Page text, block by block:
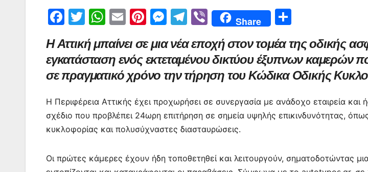
F
c
e
b
o
o
k
T
itt
er
W
at
s
A
p
p
E
ai
l
Pi
er
e
st
M
s
s
e
n
g
er
T
e
gr
a
m
Vi
b
er
Share
ρ
α
σ
τε
ίτ
Η Αττική μπαίνει σε μια νέα εποχή στον τομέα της οδικής
εγκατάσταση ενός εκτεταμένου δικτύου έξυπνων καμερών
σε πραγματικό χρόνο την τήρηση του Κώδικα Οδικής
Η Περιφέρεια Αττικής έχει προχωρήσει σε συνεργασία με ανάδοχο εταιρεία και
σχέδιο που προβλέπει 24ωρη επιτήρηση σε σημεία υψηλής επικινδυνότητας,
κυκλοφορίας και πολυσύχναστες διασταυρώσεις.
Οι πρώτες κάμερες έχουν ήδη τοποθετηθεί και λειτουργούν, σηματοδοτώντας